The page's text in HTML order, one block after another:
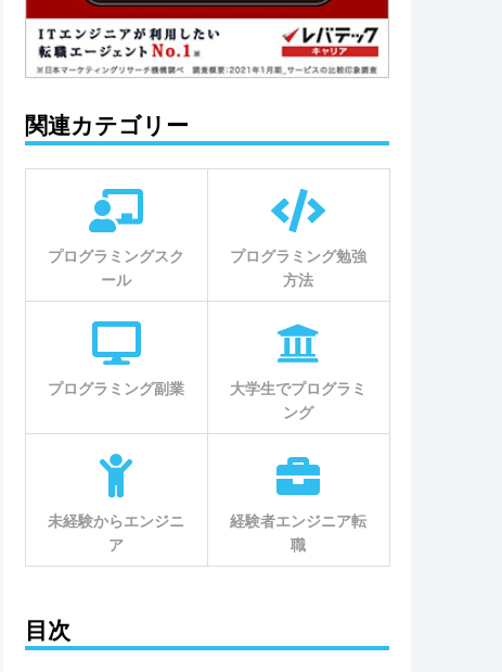
関連カテゴリー
プログラミングスク
ール
プログラミング勉強
方法
プログラミング副業
大学生でプログラミ
ング
未経験からエンジニ
ア
経験者エンジニア転
職
目次